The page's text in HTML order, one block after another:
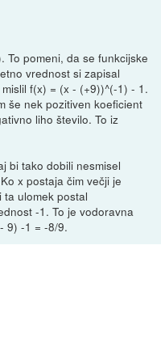
To pomeni, da se funkcijske
vrednost si zapisal
f(x) = (x - (+9))^(-1) - 1.
še nek pozitiven koeficient
liho število. To iz
bi tako dobili nesmisel
x postaja čim večji je
ulomek postal
-1. To je vodoravna
9) -1 = -8/9.